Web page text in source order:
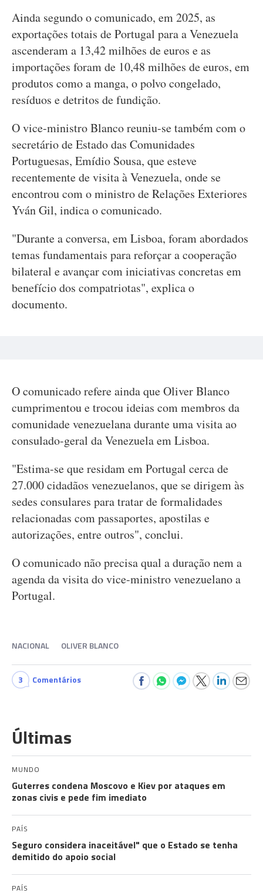
Ainda segundo o comunicado, em 2025, as
exportações totais de Portugal para a Venezuela
ascenderam a 13,42 milhões de euros e as
importações foram de 10,48 milhões de euros, em
produtos como a manga, o polvo congelado,
resíduos e detritos de fundição.
O vice-ministro Blanco reuniu-se também com o
secretário de Estado das Comunidades
Portuguesas, Emídio Sousa, que esteve
recentemente de visita à Venezuela, onde se
encontrou com o ministro de Relações Exteriores
Yván Gil, indica o comunicado.
"Durante a conversa, em Lisboa, foram abordados
temas fundamentais para reforçar a cooperação
bilateral e avançar com iniciativas concretas em
benefício dos compatriotas", explica o
documento.
O comunicado refere ainda que Oliver Blanco
cumprimentou e trocou ideias com membros da
comunidade venezuelana durante uma visita ao
consulado-geral da Venezuela em Lisboa.
"Estima-se que residam em Portugal cerca de
27.000 cidadãos venezuelanos, que se dirigem às
sedes consulares para tratar de formalidades
relacionadas com passaportes, apostilas e
autorizações, entre outros", conclui.
O comunicado não precisa qual a duração nem a
agenda da visita do vice-ministro venezuelano a
Portugal.
NACIONAL OLIVER BLANCO
3 Comentários
Últimas
MUNDO
Guterres condena Moscovo e Kiev por ataques em
zonas civis e pede fim imediato
PAÍS
Seguro considera inaceitável" que o Estado se tenha
demitido do apoio social
PAÍS